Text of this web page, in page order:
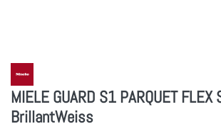
MIELE GUARD S1 PARQUET
BrillantWeiss